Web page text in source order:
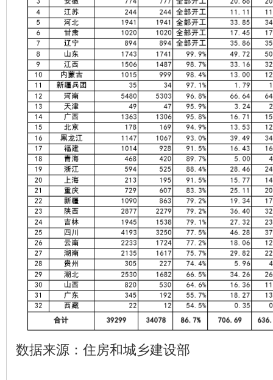
数据来源：住房和城乡建设部